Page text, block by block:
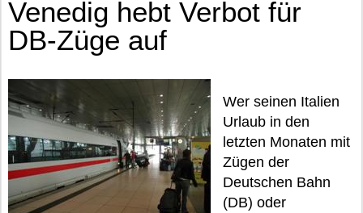
Venedig hebt Verbot für
DB-Züge auf
Wer seinen Italien
Urlaub in den
letzten Monaten mit
Zügen der
Deutschen Bahn
(DB) oder